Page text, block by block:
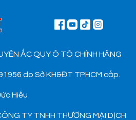
ẮC QUY Ô TÔ CHÍNH HÃNG
do Sở KH&ĐT TPHCM cấp.
Hiếu
TY TNHH THƯƠNG MẠI DỊCH